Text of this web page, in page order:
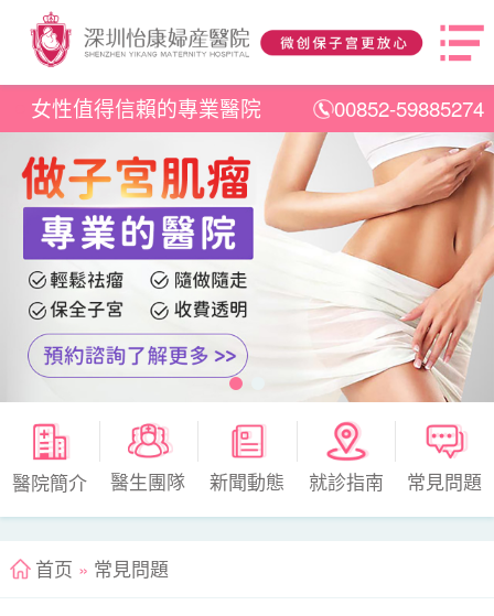
女性值得信賴的專業醫院 00852-59885274
醫院簡介 醫生團隊 新聞動態 就診指南 常見問題
首页 » 常見問題